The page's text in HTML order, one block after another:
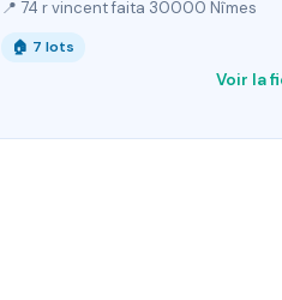
📍 74 r vincent faita 30000 Nîmes
🏠 7 lots
Voir la